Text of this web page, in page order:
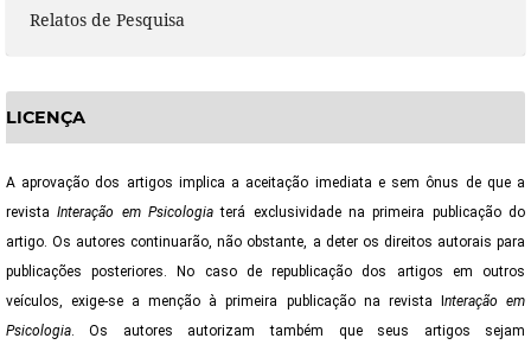
Relatos de Pesquisa
LICENÇA
A aprovação dos artigos implica a aceitação imediata e sem ônus de que a
revistaInteração em Psicologia terá exclusividade na primeira publicação do
artigo. Os autores continuarão, não obstante, a deter os direitos autorais para
publicações posteriores. No caso de republicação dos artigos em outros
veículos, exige-se a menção à primeira publicação na revista I nteração em
Psicologia. Os autores autorizam também que seus artigos sejam